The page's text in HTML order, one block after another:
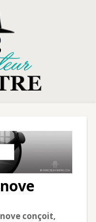
conçoit,